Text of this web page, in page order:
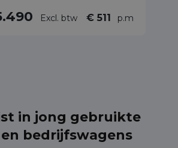
Excl. btw € 511 p.m
in jong gebruikte
bedrijfswagens